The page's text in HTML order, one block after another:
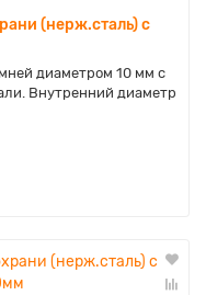
(нерж.сталь) с
диаметром 10 мм с
Внутренний диаметр